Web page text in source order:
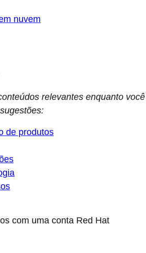
nuvem
relevantes enquanto você
de produtos
com uma conta Red Hat